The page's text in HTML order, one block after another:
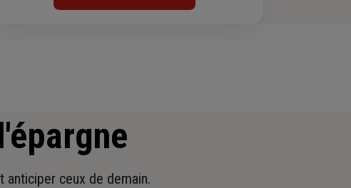
anticiper ceux de demain.